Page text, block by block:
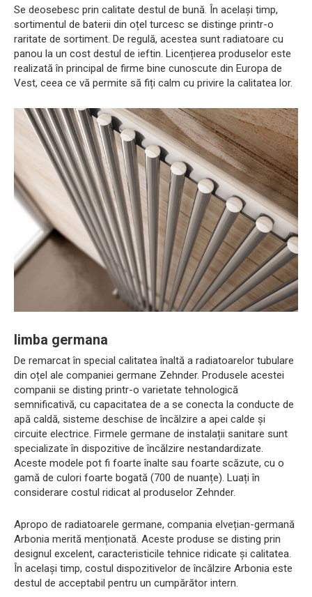
Se deosebesc prin calitate destul de bună. În același timp,
sortimentul de baterii din oțel turcesc se distinge printr-o
raritate de sortiment. De regulă, acestea sunt radiatoare cu
panou la un cost destul de ieftin. Licențierea produselor este
realizată în principal de firme bine cunoscute din Europa de
Vest, ceea ce vă permite să fiți calm cu privire la calitatea lor.
limba germana
De remarcat în special calitatea înaltă a radiatoarelor tubulare
din oțel ale companiei germane Zehnder. Produsele acestei
companii se disting printr-o varietate tehnologică
semnificativă, cu capacitatea de a se conecta la conducte de
apă caldă, sisteme deschise de încălzire a apei calde și
circuite electrice. Firmele germane de instalații sanitare sunt
specializate în dispozitive de încălzire nestandardizate.
Aceste modele pot fi foarte înalte sau foarte scăzute, cu o
gamă de culori foarte bogată (700 de nuanțe). Luați în
considerare costul ridicat al produselor Zehnder.
Apropo de radiatoarele germane, compania elvețian-germană
Arbonia merită menționată. Aceste produse se disting prin
designul excelent, caracteristicile tehnice ridicate și calitatea.
În același timp, costul dispozitivelor de încălzire Arbonia este
destul de acceptabil pentru un cumpărător intern.